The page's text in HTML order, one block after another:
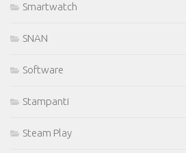
Smartwatch
SNAN
Software
Stampanti
Steam Play